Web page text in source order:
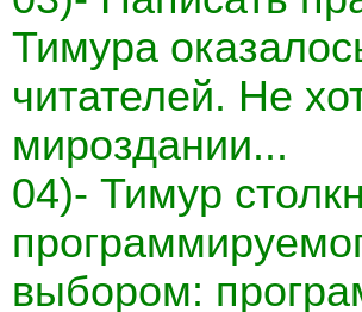
Тимура
читателей. Не
мироздании...
04)- Тимур
выбором: